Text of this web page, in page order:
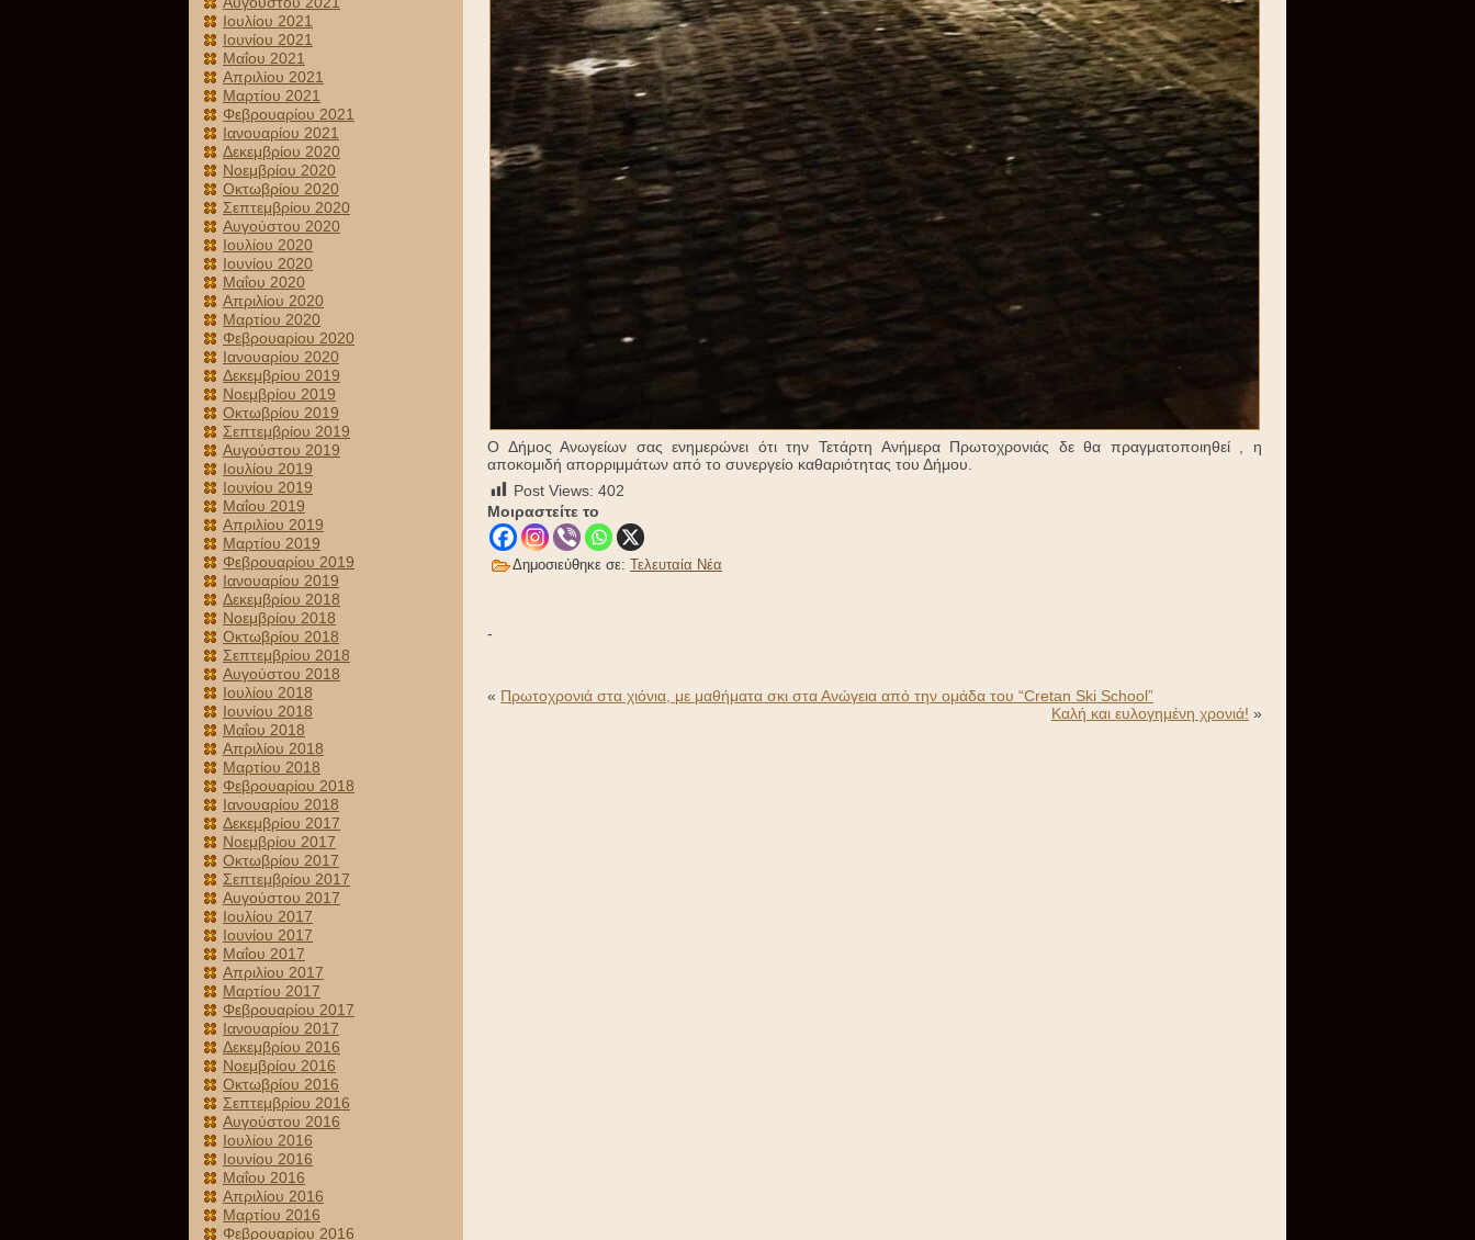
Ιουλίου 2021
Ιουνίου 2021
Μαΐου 2021
Απριλίου 2021
Μαρτίου 2021
Φεβρουαρίου 2021
Ιανουαρίου 2021
Δεκεμβρίου 2020
Νοεμβρίου 2020
Οκτωβρίου 2020
Σεπτεμβρίου 2020
Αυγούστου 2020
Ιουλίου 2020
Ιουνίου 2020
Μαΐου 2020
Απριλίου 2020
Μαρτίου 2020
Φεβρουαρίου 2020
Ιανουαρίου 2020
Δεκεμβρίου 2019
Νοεμβρίου 2019
Οκτωβρίου 2019
Σεπτεμβρίου 2019
Αυγούστου 2019
Ιουλίου 2019
Ιουνίου 2019
Μαΐου 2019
Απριλίου 2019
Μαρτίου 2019
Φεβρουαρίου 2019
Ιανουαρίου 2019
Δεκεμβρίου 2018
Νοεμβρίου 2018
Οκτωβρίου 2018
Σεπτεμβρίου 2018
Αυγούστου 2018
Ιουλίου 2018
Ιουνίου 2018
Μαΐου 2018
Απριλίου 2018
Μαρτίου 2018
Φεβρουαρίου 2018
Ιανουαρίου 2018
Δεκεμβρίου 2017
Νοεμβρίου 2017
Οκτωβρίου 2017
Σεπτεμβρίου 2017
Αυγούστου 2017
Ιουλίου 2017
Ιουνίου 2017
Μαΐου 2017
Απριλίου 2017
Μαρτίου 2017
Φεβρουαρίου 2017
Ιανουαρίου 2017
Δεκεμβρίου 2016
Νοεμβρίου 2016
Οκτωβρίου 2016
Σεπτεμβρίου 2016
Αυγούστου 2016
Ιουλίου 2016
Ιουνίου 2016
Μαΐου 2016
Απριλίου 2016
Μαρτίου 2016
Φεβρουαρίου 2016
Ο Δήμος Ανωγείων σας ενημερώνει ότι την Τετάρτη Ανήμερα Πρωτοχρονιάς δε θα πραγματοποιηθεί , η
αποκομιδή απορριμμάτων από το συνεργείο καθαριότητας του Δήμου.
Post Views: 402
Μοιραστείτε το
Δημοσιεύθηκε σε: Τελευταία Νέα
-
« Πρωτοχρονιά στα χιόνια, με μαθήματα σκι στα Ανώγεια από την ομάδα του “Cretan Ski School”
Καλή και ευλογημένη χρονιά! »